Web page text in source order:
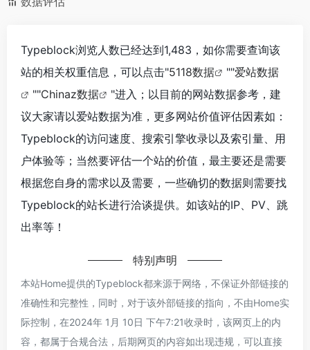
Typeblock浏览人数已经达到1,483，如你需要查询该
站的相关权重信息，可以点击"5118数据 ""爱站数据
""Chinaz数据
"进入；以目前的网站数据参考，建
议大家请以爱站数据为准，更多网站价值评估因素如：
Typeblock的访问速度、搜索引擎收录以及索引量、用
户体验等；当然要评估一个站的价值，最主要还是需要
根据您自身的需求以及需要，一些确切的数据则需要找
Typeblock的站长进行洽谈提供。如该站的IP、PV、跳
出率等！
特别声明
本站Home提供的Typeblock都来源于网络，不保证外部链接的
准确性和完整性，同时，对于该外部链接的指向，不由Home实
际控制，在2024年 1月 10日 下午7:21收录时，该网页上的内
容，都属于合规合法，后期网页的内容如出现违规，可以直接